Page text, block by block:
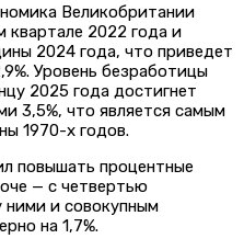
Великобритании
квартале 2022 года и
2024 года, что приведет
Уровень безработицы
2025 года достигнет
3,5%, что является самым
1970-х годов.
повышать процентные
— с четвертью
и совокупным
на 1,7%.